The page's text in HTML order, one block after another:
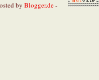
by Blogger.de-